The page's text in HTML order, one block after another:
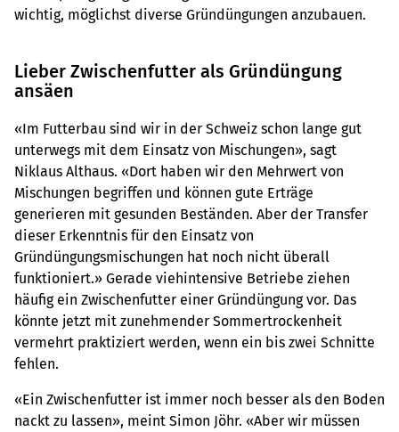
wichtig, möglichst diverse Gründüngungen anzubauen.
Lieber Zwischenfutter als Gründüngung
ansäen
«Im Futterbau sind wir in der Schweiz schon lange gut
unterwegs mit dem Einsatz von Mischungen», sagt
Niklaus Althaus. «Dort haben wir den Mehrwert von
Mischungen begriffen und können gute Erträge
generieren mit gesunden Beständen. Aber der Transfer
dieser Erkenntnis für den Einsatz von
Gründüngungsmischungen hat noch nicht überall
funktioniert.» Gerade viehintensive Betriebe ziehen
häufig ein Zwischenfutter einer Gründüngung vor. Das
könnte jetzt mit zunehmender Sommertrockenheit
vermehrt praktiziert werden, wenn ein bis zwei Schnitte
fehlen.
«Ein Zwischenfutter ist immer noch besser als den Boden
nackt zu lassen», meint Simon Jöhr. «Aber wir müssen